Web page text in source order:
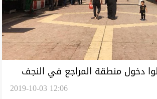
دخول منطقة المراجع في النجف
بتطويق الازمة بالعشائر2019-10-03 12:06